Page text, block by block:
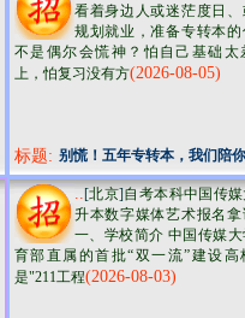
看着身边人或迷茫度日、
规划就业，准备专转本的
不是偶尔会慌神？怕自己基础太
上，怕复习没有方(2026-08-05)
标题: 别慌！五年专转本，我们陪
..[北京]自考本科中国传
升本数字媒体艺术报名拿
一、学校简介 中国传媒
育部直属的首批“双一流”建设高
是"211工程(2026-08-03)